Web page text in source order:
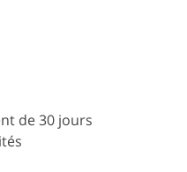
de 30 jours